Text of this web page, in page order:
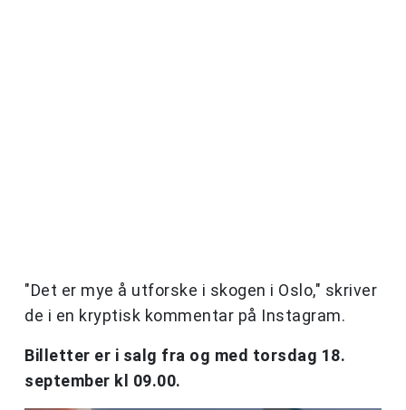
"Det er mye å utforske i skogen i Oslo," skriver
de i en kryptisk kommentar på Instagram.
Billetter er i salg fra og med torsdag 18.
september kl 09.00.